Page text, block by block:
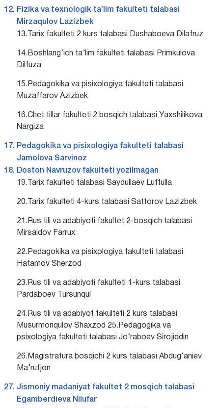
Fizika va texnologik ta’lim fakulteti talabasi
Mirzaqulov Lazizbek
13.Tarix fakulteti 2 kurs talabasi Dushaboeva Dilafruz
14.Boshlang‘ich ta’lim fakulteti talabasi Primkulova
Dilfuza
15.Pedagokika va pisixologiya fakulteti talabasi
Muzaffarov Azizbek
16.Chet tillar fakulteti 2 bosqich talabasi Yaxshilikova
Nargiza
Pedagokika va pisixologiya fakulteti talabasi
Jamolova Sarvinoz
Doston Navruzov fakulteti yozilmagan
19.Tarix fakulteti talabasi Saydullaev Lutfulla
20.Tarix fakulteti 4-kurs talabasi Sattorov Lazizbek
21.Rus tili va adabiyoti fakultet 2-bosqich talabasi
Mirsaidov Farrux
22.Pedagokika va pisixologiya fakulteti talabasi
Hatamov Sherzod
23.Rus tili va adabiyoti fakulteti 1-kurs talabasi
Pardaboev Tursunqul
24.Rus tili va adabiyot fakulteti 2 kurs talabasi
Musurmonqulov Shaxzod 25.Pedagogika va
psixologiya fakulteti talabasi Jo‘raboev Sirojiddin
26.Magistratura bosqichi 2 kurs talabasi Abdug‘aniev
Ma’rufjon
Jismoniy madaniyat fakultet 2 mosqich talabasi
Egamberdieva Nilufar